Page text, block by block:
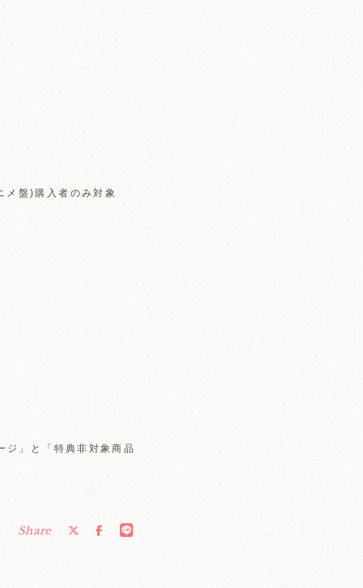
盤)購入者のみ対象
」と「特典非対象商品
Share